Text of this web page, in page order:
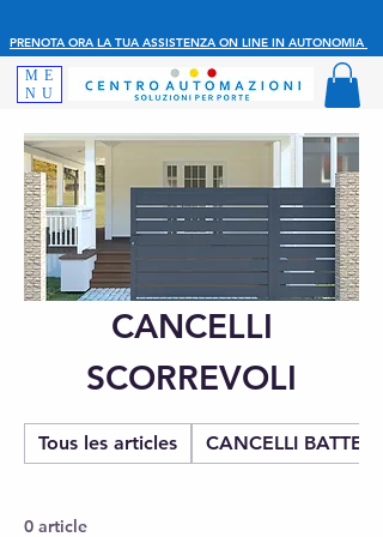
PRENOTA ORA LA TUA ASSISTENZA ON LINE IN AUTONOMIA
ME
NU
CANCELLI
SCORREVOLI
Tous les articles CANCELLI
0 article